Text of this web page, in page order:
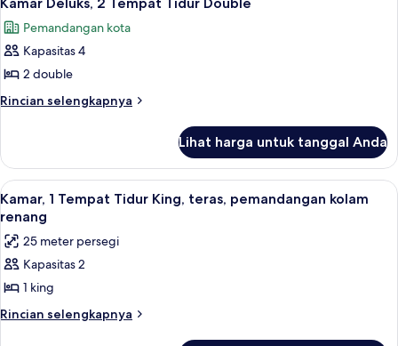
semua
foto
untuk
Kamar
Deluks,
Tidur
Double
Pemandangan kota
Kapasitas 4
2 double
Rincian selengkapnya
Rincian
Kamar
Deluks,
2
Tempat
Double
Lihat harga untuk tanggal Anda
Lihat
semua
foto
untuk
Kamar,
1
Tempat
Kamar, 1 Tempat Tidur King, teras,
6
Kamar, 1 Tempat Tidur King, teras, pemandangan kolam
renang
25 meter persegi
Kapasitas 2
1 king
Rincian selengkapnya
Rincian